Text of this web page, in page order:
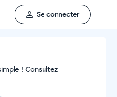
Se connecter
! Consultez